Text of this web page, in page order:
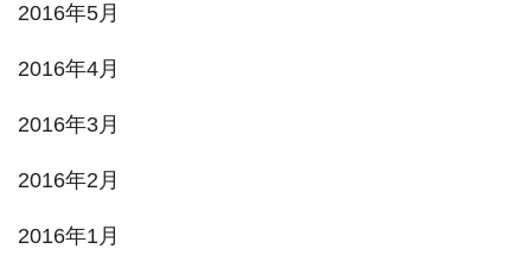
2016年5月
2016年4月
2016年3月
2016年2月
2016年1月